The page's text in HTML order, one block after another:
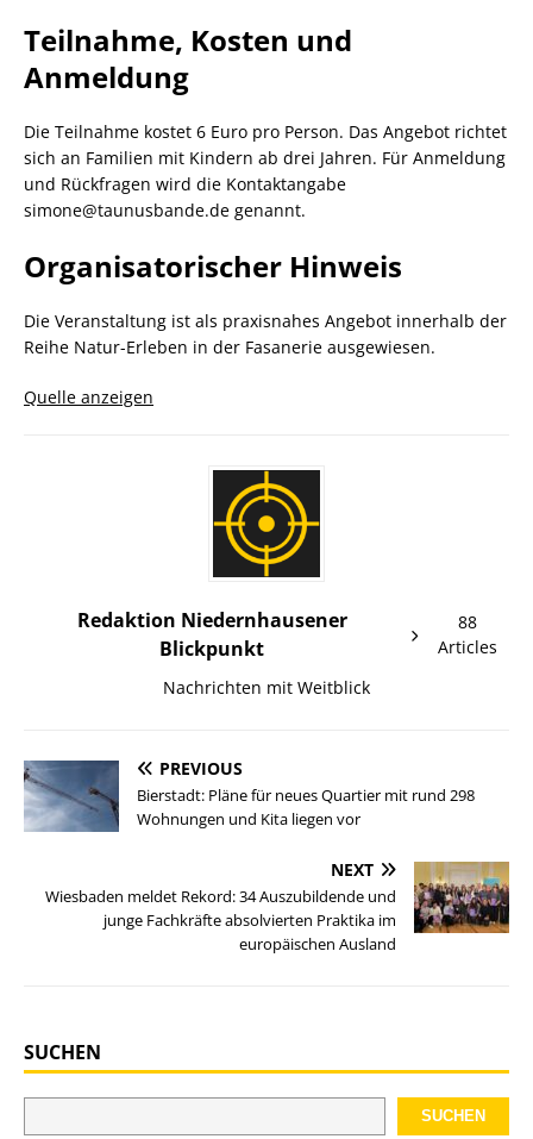
Teilnahme, Kosten und
Anmeldung
Die Teilnahme kostet 6 Euro pro Person. Das Angebot richtet
sich an Familien mit Kindern ab drei Jahren. Für Anmeldung
und Rückfragen wird die Kontaktangabe
simone@taunusbande.de genannt.
Organisatorischer Hinweis
Die Veranstaltung ist als praxisnahes Angebot innerhalb der
Reihe Natur-Erleben in der Fasanerie ausgewiesen.
Quelle anzeigen
Redaktion Niedernhausener
Blickpunkt
88
Articles
Nachrichten mit Weitblick
PREVIOUS
Bierstadt: Pläne für neues Quartier mit rund 298
Wohnungen und Kita liegen vor
NEXT
Wiesbaden meldet Rekord: 34 Auszubildende und
junge Fachkräfte absolvierten Praktika im
europäischen Ausland
SUCHEN
SUCHEN